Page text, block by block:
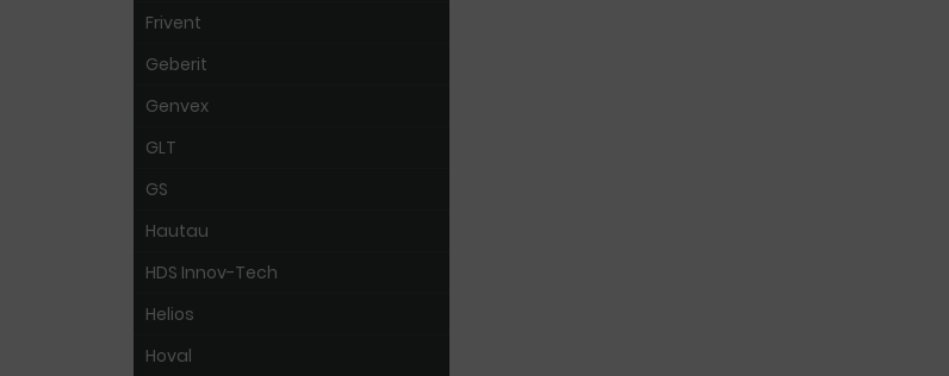
Frivent
Geberit
Genvex
GLT
GS
Hautau
HDS Innov-Tech
Helios
Hoval